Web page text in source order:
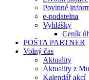
Povinné
e-podatelna
Vyhlášky
Ceník
POŠTA PARTNER
Volný čas
Aktuality
Aktuality z
Kalendář akcí